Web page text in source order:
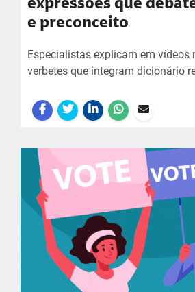
expressões que
e preconceito
Especialistas explicam em vídeos
verbetes que integram dicionário